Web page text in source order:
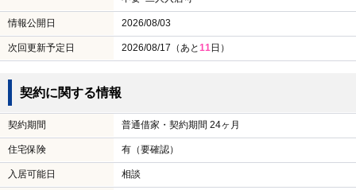
情報公開日 2026/08/03
次回更新予定日 2026/08/17（あと11日）
契約に関する情報
契約期間 普通借家・契約期間 24ヶ月
住宅保険 有（要確認）
入居可能日 相談